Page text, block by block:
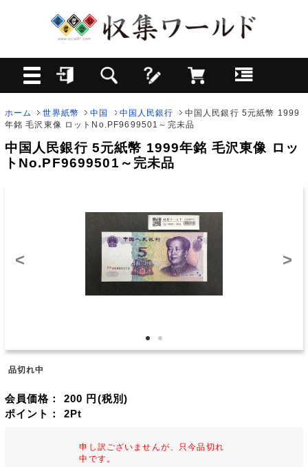
ホーム 世界紙幣 中国 中国人民銀行
中国人民銀行 5元紙幣 1999
年銘 毛沢東像 ロットNo.PF9699501～完未品
中国人民銀行 5元紙幣 1999年銘 毛沢東像 ロッ
トNo.PF9699501～完未品
< >
品切れ中
会員価格： 200 円(税別)
ポイント： 2Pt
申し訳ございませんが、只今品切れ
中です。